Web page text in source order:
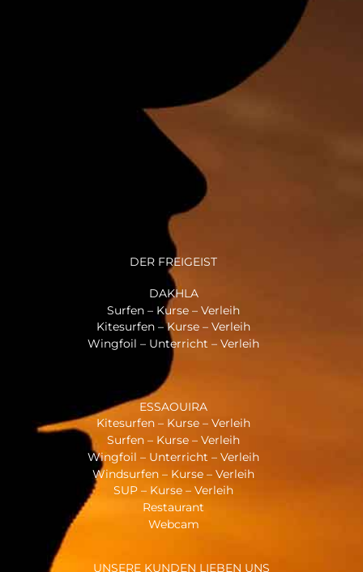
DER FREIGEIST
DAKHLA
Surfen – Kurse – Verleih
Kitesurfen – Kurse – Verleih
Wingfoil – Unterricht – Verleih
ESSAOUIRA
Kitesurfen – Kurse – Verleih
Surfen – Kurse – Verleih
Wingfoil – Unterricht – Verleih
Windsurfen – Kurse – Verleih
SUP – Kurse – Verleih
Restaurant
Webcam
UNSERE KUNDEN LIEBEN UNS